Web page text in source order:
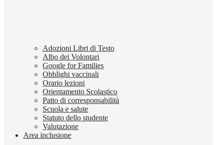
Adozioni Libri di Testo
Albo dei Volontari
Google for Families
Obblighi vaccinali
Orario lezioni
Orientamento Scolastico
Patto di corresponsabilità
Scuola e salute
Statuto dello studente
Valutazione
Area inclusione